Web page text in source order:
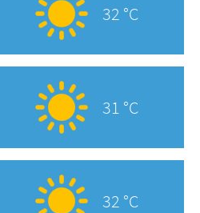
32 °C
31 °C
32 °C